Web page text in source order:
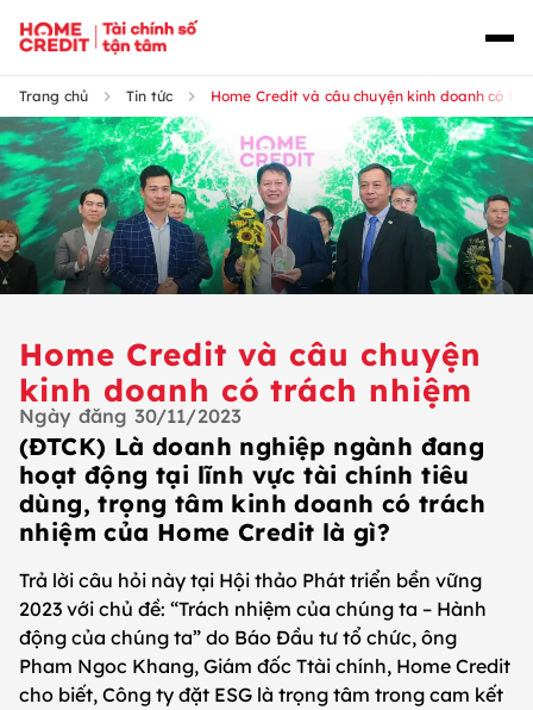
Trang chủ Tin tức Home Credit và câu chuyện kinh doanh có
Home Credit và câu chuyện
kinh doanh có trách nhiệm
Ngày đăng 30/11/2023
(ĐTCK) Là doanh nghiệp ngành đang
hoạt động tại lĩnh vực tài chính tiêu
dùng, trọng tâm kinh doanh có trách
nhiệm của Home Credit là gì?
Trả lời câu hỏi này tại Hội thảo Phát triển bền vững
2023 với chủ đề: “Trách nhiệm của chúng ta – Hành
động của chúng ta” do Báo Đầu tư tổ chức, ông
Pham Ngoc Khang, Giám đốc Ttài chính, Home Credit
cho biết, Công ty đặt ESG là trọng tâm trong cam kết